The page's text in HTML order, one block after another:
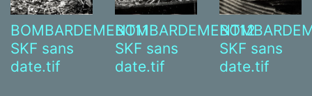
BOMBARDEMENT11
SKF sans
date.tif
BOMBARDEMENT12
SKF sans
date.tif
SKF sans
date.tif